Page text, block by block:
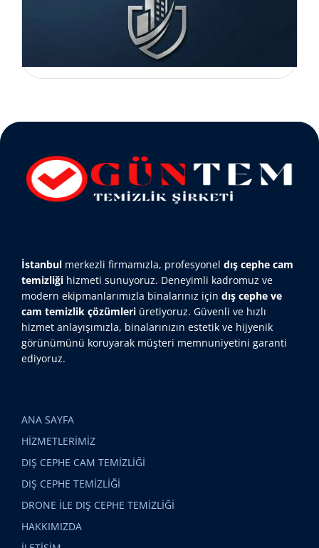
İstanbul merkezli firmamızla, profesyonel dış cephe cam
temizliği hizmeti sunuyoruz. Deneyimli kadromuz ve
modern ekipmanlarımızla binalarınız için dış cephe ve
cam temizlik çözümleri üretiyoruz. Güvenli ve hızlı
hizmet anlayışımızla, binalarınızın estetik ve hijyenik
görünümünü koruyarak müşteri memnuniyetini garanti
ediyoruz.
ANA SAYFA
HİZMETLERİMİZ
DIŞ CEPHE CAM TEMİZLİĞİ
DIŞ CEPHE TEMİZLİĞİ
DRONE İLE DIŞ CEPHE TEMİZLİĞİ
HAKKIMIZDA